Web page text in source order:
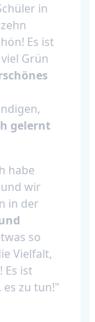
in
Es ist
Grün
gelernt
habe
wir
in der
so
Vielfalt,
Es ist
zu tun!"